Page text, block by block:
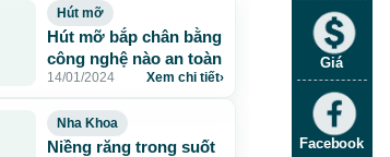
Hút mỡ
Hút mỡ bắp chân bằng
công nghệ nào an toàn
14/01/2024 Xem chi tiết›
Nha Khoa
Niềng răng trong suốt
Giá
Facebook